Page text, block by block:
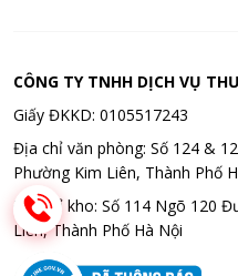
CÔNG TY TNHH DỊCH VỤ
Giấy ĐKKD: 0105517243
Địa chỉ văn phòng: Số 124 &
Phường Kim Liên, Thành Phố
Địa chỉ kho: Số 114 Ngõ 120
Liên, Thành Phố Hà Nội